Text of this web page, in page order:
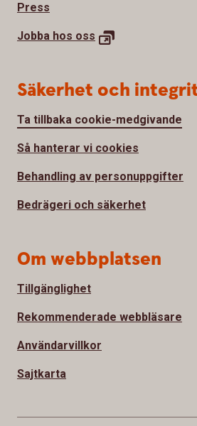
Press
Jobba hos oss
Säkerhet och
Ta tillbaka cookie-medgivande
Så hanterar vi cookies
Behandling av personuppgifter
Bedrägeri och säkerhet
Om webbplatsen
Tillgänglighet
Rekommenderade webbläsare
Användarvillkor
Sajtkarta